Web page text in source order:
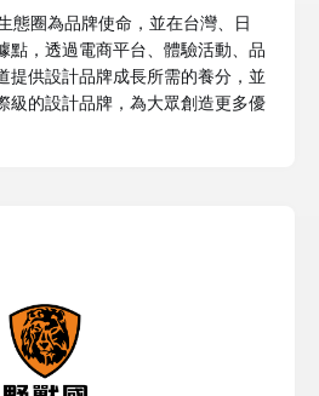
態圈為品牌使命，並在台灣、日
點，透過電商平台、體驗活動、品
提供設計品牌成長所需的養分，並
級的設計品牌，為大眾創造更多優